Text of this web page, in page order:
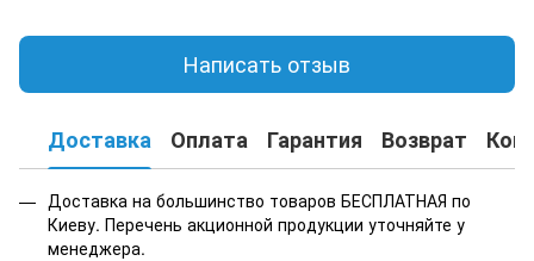
Написать отзыв
Доставка Оплата Гарантия Возврат
Доставка на большинство товаров БЕСПЛАТНАЯ по
Киеву. Перечень акционной продукции уточняйте у
менеджера.